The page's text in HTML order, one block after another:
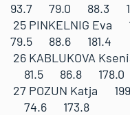
93.7 79.0 88.3
25 PINKELNIG
79.5 88.6 181.4
26 KABLUKOVA
81.5 86.8 178.0
27 POZUN Katja
74.6 173.8